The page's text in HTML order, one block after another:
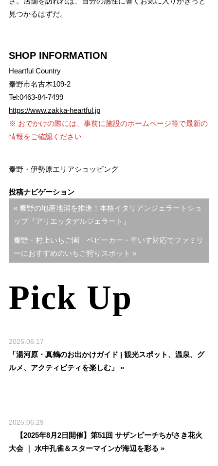
見つかるはずだ。
SHOP INFORMATION
Heartful Country
秦野市名古木109-2
Tel:0463-84-7499
https://www.zakka-heartful.jp
※ おでかけの際には、事前に施設のホームページ等で最新の
情報をご確認ください
秦野・伊勢原エリアショッピング
投稿ナビゲーション
« 秦野の地産地消を推進！本格イタリアンジェラートショ
ップ『アリエッタデルジェラート』
秦野・村上いちご園｜ベビーカー・車いす対応でファミリ
ーにおすすめのいちご狩りスポット »
Pick Up
2025.06.17
「湯河原・真鶴のお出かけガイド | 観光スポット、温泉、グ
ルメ、アクティビティを楽しむ」 »
2025.06.29
【2025年8月2日開催】第51回 サザンビーチちがさき花火
大会 ｜ 水中孔雀＆スターマインが海辺を彩る »